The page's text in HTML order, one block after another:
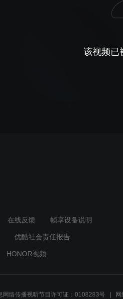
该视频已
在线反馈 帧享设备说明
优酷社会责任报告
HONOR视频
网络传播视听节目许可证：0108283号